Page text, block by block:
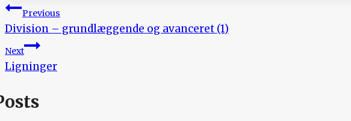
Indlægsnavigation
Previous
Division – grundlæggende og avanceret (1)
Next
Ligninger